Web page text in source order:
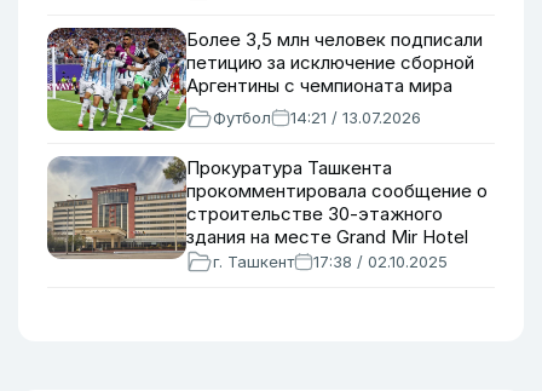
Более 3,5 млн человек подписали
петицию за исключение сборной
Аргентины с чемпионата мира
Футбол 14:21 / 13.07.2026
Прокуратура Ташкента
прокомментировала сообщение о
строительстве 30-этажного
здания на месте Grand Mir Hotel
г. Ташкент 17:38 / 02.10.2025